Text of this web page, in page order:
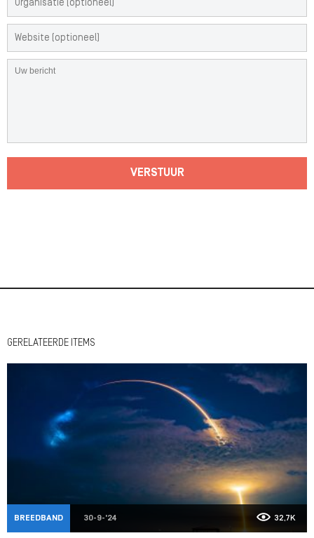
VERSTUUR
GERELATEERDE ITEMS
BREEDBAND 30-9-'24 32,7K